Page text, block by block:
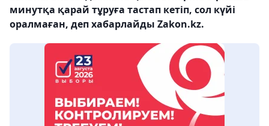
минутқа қарай тұруға тастап кетіп, сол күйі
оралмаған, деп хабарлайды Zakon.kz.